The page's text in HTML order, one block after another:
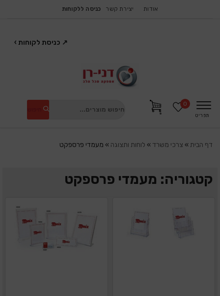
אודות יצירת קשר כניסה ללקוחות
↗ כניסת לקוחות ›
תפריט
0
דף הבית» צרכי משרד » לוחות ותצוגה » מעמדי פרספקט
קטגוריה: מעמדי פרספקט